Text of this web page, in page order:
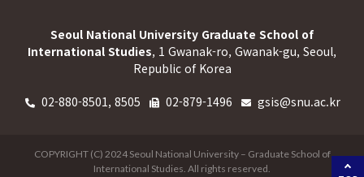
Seoul National University Graduate School of
International Studies, 1 Gwanak-ro, Gwanak-gu, Seoul,
Republic of Korea
02-880-8501, 8505 02-879-1496 gsis@snu.ac.kr
COPYRIGHT (C) 2024 Seoul National University – Graduate School of
International Studies. All rights reserved.